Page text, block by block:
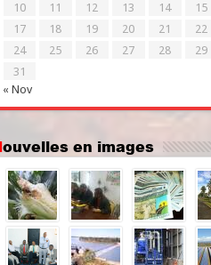
« Nov
10
11 12 13 14 15
17
18 19 20 21 22
24
25 26 27 28 29
31
Nouvelles en images